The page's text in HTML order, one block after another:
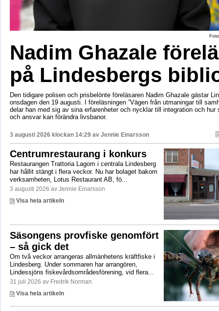
Nadim Ghazale
på Lindesbergs
Den tidigare polisen och prisbelönte föreläsaren Nadim Ghazale gästar
onsdagen den 19 augusti. I föreläsningen ”Vägen från utmaningar till
delar han med sig av sina erfarenheter och nycklar till integration och hur
och ansvar kan förändra livsbanor.
3 augusti 2026 klockan 14:29 av Jennie Einarsson
Centrumrestaurang i konkurs
Restaurangen Trattoria Lagom i centrala Lindesberg
har hållit stängt i flera veckor. Nu har bolaget bakom
verksamheten, Lotus Restaurant AB, fö...
3 augusti 2026 av Jennie Einarsson
Visa hela artikeln
Säsongens provfiske genomfört
– så gick det
Om två veckor arrangeras allmänhetens kräftfiske i
Lindesberg. Under sommaren har arrangören,
Lindessjöns fiskevårdsområdesförening, vid flera...
31 juli 2026 av Fredrik Norman
Visa hela artikeln